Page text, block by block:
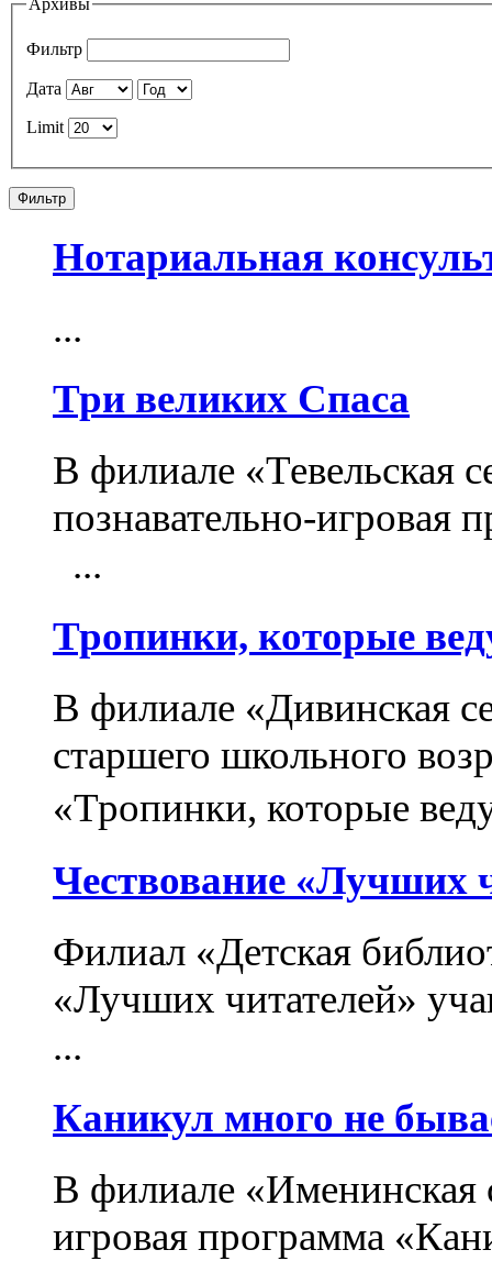
Архивы
Фильтр
Дата
Limit
Фильтр
Нотариальная
...
Три великих Спаса
В филиале «Тевельская
познавательно-
...
Тропинки, которые
В филиале «Дивинская
старшего школьного
«Тропинки, которые
Чествование «Лучших
Филиал «Детская
«Лучших читателей»
...
Каникул много не
В филиале «Именинская
игровая программа